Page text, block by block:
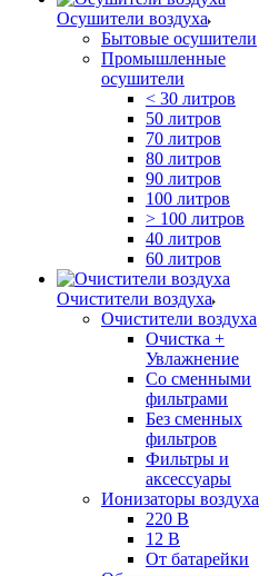
Осушители воздуха
Бытовые осушители
Промышленные
осушители
< 30 литров
50 литров
70 литров
80 литров
90 литров
100 литров
> 100 литров
40 литров
60 литров
Очистители воздуха
Очистители воздуха
Очистка +
Увлажнение
Cо сменными
фильтрами
Без сменных
фильтров
Фильтры и
аксессуары
Ионизаторы воздуха
220 В
12 В
От батарейки